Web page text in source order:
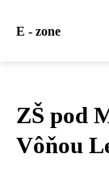
E - zone
ZŠ pod
Vôňou